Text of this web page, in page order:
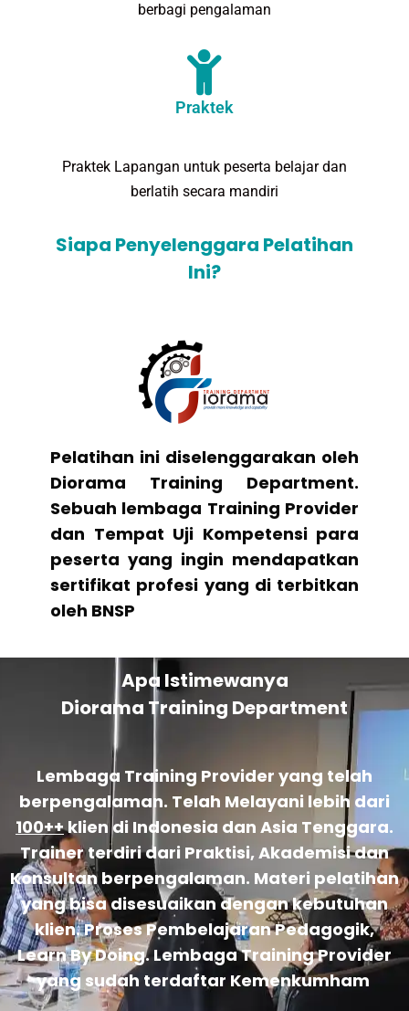
berbagi pengalaman
Praktek
Praktek Lapangan untuk peserta belajar dan
berlatih secara mandiri
Siapa Penyelenggara Pelatihan
Ini?
Pelatihan ini diselenggarakan oleh
Diorama Training Department.
Sebuah lembaga Training Provider
dan Tempat Uji Kompetensi para
peserta yang ingin mendapatkan
sertifikat profesi yang di terbitkan
oleh BNSP
Apa Istimewanya
Diorama Training Department
Lembaga Training Provider yang telah
berpengalaman. Telah Melayani lebih dari
100++klien di Indonesia dan Asia Tenggara.
Trainer terdiri dari Praktisi, Akademisi dan
Konsultan berpengalaman. Materi pelatihan
yang bisa disesuaikan dengan kebutuhan
klien. Proses Pembelajaran Pedagogik,
Learn By Doing. Lembaga Training Provider
yang sudah terdaftar Kemenkumham